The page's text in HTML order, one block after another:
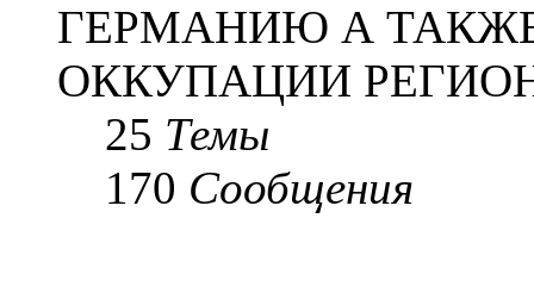
ГЕРМАНИЮ А
ОККУПАЦИИ
25 Темы
170 Сообщения